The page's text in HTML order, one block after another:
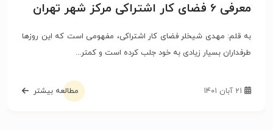
معرفی 6 فضای کار اشتراکی مرکز شهر تهران
به قلم: مهدی شیخلر فضای کار اشتراکی، مفهومی است که این روزها
طرفداران بسیار زیادی به خود جلب کرده است و کمتر...
مطالعه بیشتر